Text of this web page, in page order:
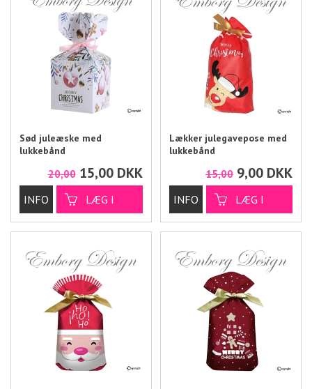
Sød juleæske med
lukkebånd
20,00 15,00 DKK
Lækker julegavepose med
lukkebånd
15,00 9,00 DKK